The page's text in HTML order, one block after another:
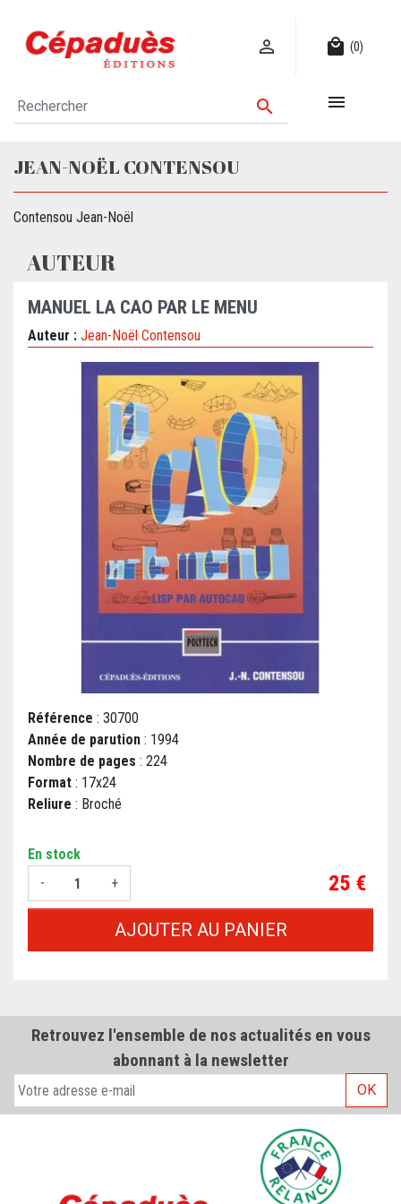
 local_mall (0)
 
JEAN-NOËL CONTENSOU
Contensou Jean-Noël
AUTEUR
MANUEL LA CAO PAR LE MENU
Auteur : Jean-Noël Contensou
Référence : 30700
Année de parution : 1994
Nombre de pages : 224
Format : 17x24
Reliure : Broché
En stock
-
+ Prix
25 €
AJOUTER AU PANIER
Retrouvez l'ensemble de nos actualités en vous
abonnant à la newsletter
OK